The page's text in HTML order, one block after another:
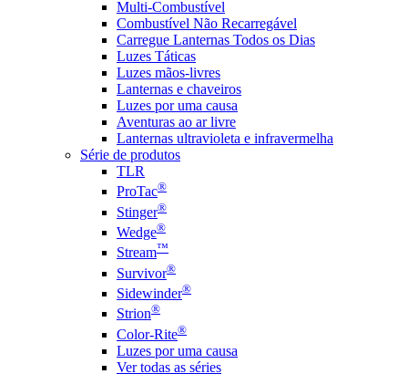
Multi-Combustível
Combustível Não Recarregável
Carregue Lanternas Todos os Dias
Luzes Táticas
Luzes mãos-livres
Lanternas e chaveiros
Luzes por uma causa
Aventuras ao ar livre
Lanternas ultravioleta e infravermelha
Série de produtos
TLR
ProTac®
Stinger®
Wedge®
Stream™
Survivor®
Sidewinder®
Strion®
Color-Rite®
Luzes por uma causa
Ver todas as séries